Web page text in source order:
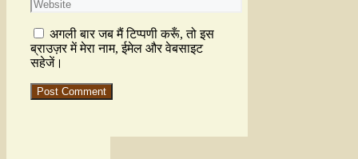
अगली बार जब मैं टिप्पणी करूँ, तो इस
ब्राउज़र में मेरा नाम, ईमेल और वेबसाइट
सहेजें।